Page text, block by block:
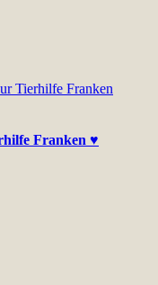
Franken ♥